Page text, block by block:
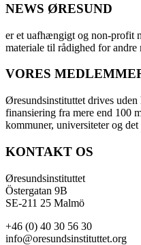
NEWS ØRESUND
er et uafhængigt og non-profit
materiale til rådighed for andre
VORES
Øresundsinstituttet drives
finansiering fra mere end 100
kommuner, universiteter og
KONTAKT OS
Øresundsinstituttet
Östergatan 9B
SE-211 25 Malmö
+46 (0) 40 30 56 30
info@oresundsinstituttet.org